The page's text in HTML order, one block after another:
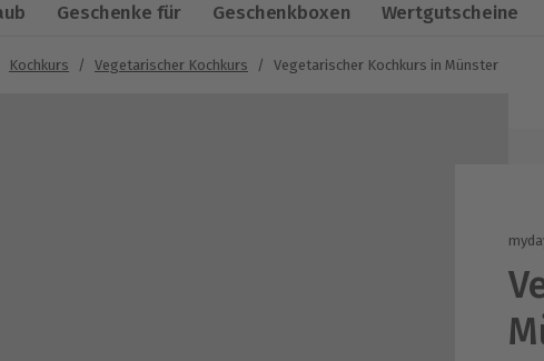
Geschenke für Geschenkboxen Wertgutscheine
Kochkurs / Vegetarischer Kochkurs / Vegetarischer Kochkurs in Münster